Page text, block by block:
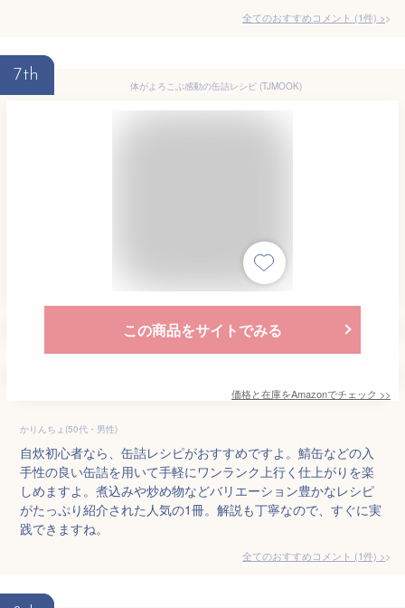
全てのおすすめコメント (1件) >
7th
体がよろこぶ感動の缶詰レシピ (TJMOOK)
この商品をサイトでみる
価格と在庫をAmazonでチェック >>
かりんちょ(50代・男性)
自炊初心者なら、缶詰レシピがおすすめですよ。鯖缶などの入
手性の良い缶詰を用いて手軽にワンランク上行く仕上がりを楽
しめますよ。煮込みや炒め物などバリエーション豊かなレシピ
がたっぷり紹介された人気の1冊。解説も丁寧なので、すぐに実
践できますね。
全てのおすすめコメント (1件) >